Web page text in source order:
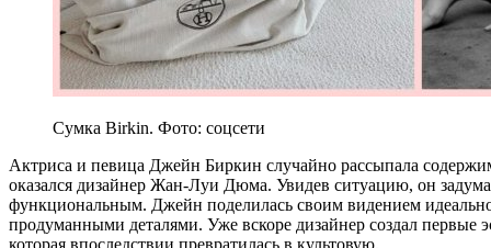
Сумка Birkin. Фото: соцсети
Актриса и певица Джейн Биркин случайно рассыпала
оказался дизайнер Жан-Луи Дюма. Увидев ситуацию, он
функциональным. Джейн поделилась своим видением
продуманными деталями. Уже вскоре дизайнер создал первые